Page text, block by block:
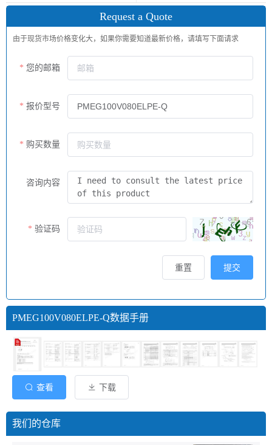
Request a Quote
由于现货市场价格变化大，如果你需要知道最新价格，请填写下面请求
您的邮箱
报价型号
购买数量
咨询内容
验证码
提交
重置
PMEG100V080ELPE-Q数据手册
查看 下载
我们的仓库